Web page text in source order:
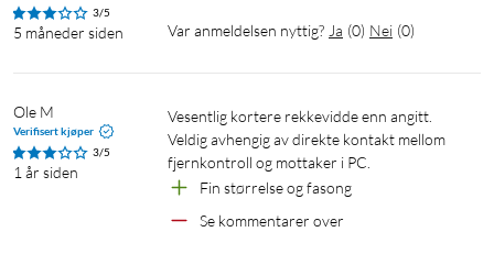
3/5
5 måneder siden Var anmeldelsen nyttig? Ja (0) Nei (0)
Ole M
Verifisert kjøper
3/5
1 år siden
Vesentlig kortere rekkevidde enn angitt.
Veldig avhengig av direkte kontakt mellom
fjernkontroll og mottaker i PC.
Fin størrelse og fasong
Se kommentarer over